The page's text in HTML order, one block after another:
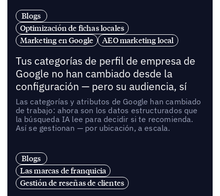
Blogs
Optimización de fichas locales
Marketing en Google
AEO marketing local
Tus categorías de perfil de empresa de
Google no han cambiado desde la
configuración — pero su audiencia, sí
Las categorías y atributos de Google han cambiado
de trabajo: ahora son los datos estructurados que
la búsqueda IA lee para decidir si te recomienda.
Así se gestionan — por ubicación, a escala.
Blogs
Las marcas de franquicia
Gestión de reseñas de clientes